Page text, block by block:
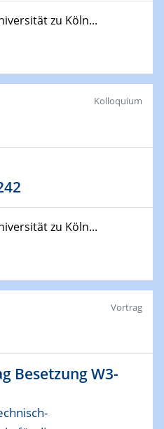
Carriers (LOHC)
in Materials
(Trinity College Dublin)
Series on 2D-
Mudd College)
zu Köln...
Kolloquium
zu Köln...
Vortrag
Besetzung W3-